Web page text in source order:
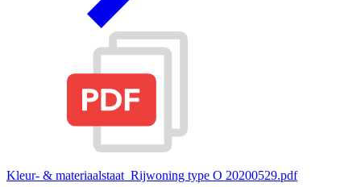
Kleur- & materiaalstaat_Rijwoning type O 20200529.pdf